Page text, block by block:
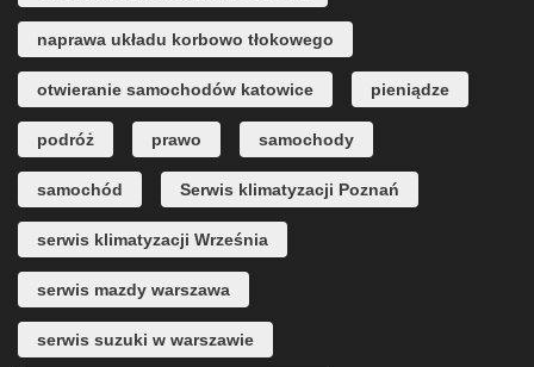
naprawa układu korbowo tłokowego
otwieranie samochodów katowice pieniądze
podróż prawo samochody
samochód Serwis klimatyzacji Poznań
serwis klimatyzacji Września
serwis mazdy warszawa
serwis suzuki w warszawie